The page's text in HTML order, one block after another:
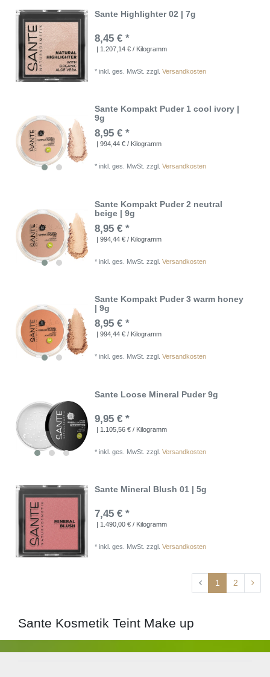
Sante Highlighter 02 | 7g
8,45 € *
| 1.207,14 € / Kilogramm
*inkl. ges. MwSt. zzgl.Versandkosten
Sante Kompakt Puder 1 cool ivory |
9g
8,95 € *
| 994,44 € / Kilogramm
*inkl. ges. MwSt. zzgl.Versandkosten
Sante Kompakt Puder 2 neutral
beige | 9g
8,95 € *
| 994,44 € / Kilogramm
*inkl. ges. MwSt. zzgl.Versandkosten
Sante Kompakt Puder 3 warm honey
| 9g
8,95 € *
| 994,44 € / Kilogramm
*inkl. ges. MwSt. zzgl.Versandkosten
Sante Loose Mineral Puder 9g
9,95 € *
| 1.105,56 € / Kilogramm
*inkl. ges. MwSt. zzgl.Versandkosten
Sante Mineral Blush 01 | 5g
7,45 € *
| 1.490,00 € / Kilogramm
*inkl. ges. MwSt. zzgl.Versandkosten
1 2
Sante Kosmetik Teint Make up